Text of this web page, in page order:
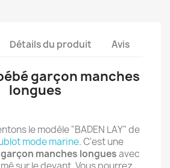
Détails du produit Avis
garçon manches
longues
le modèle "BADEN LAY" de
mode marine. C'est une
manches longuesavec